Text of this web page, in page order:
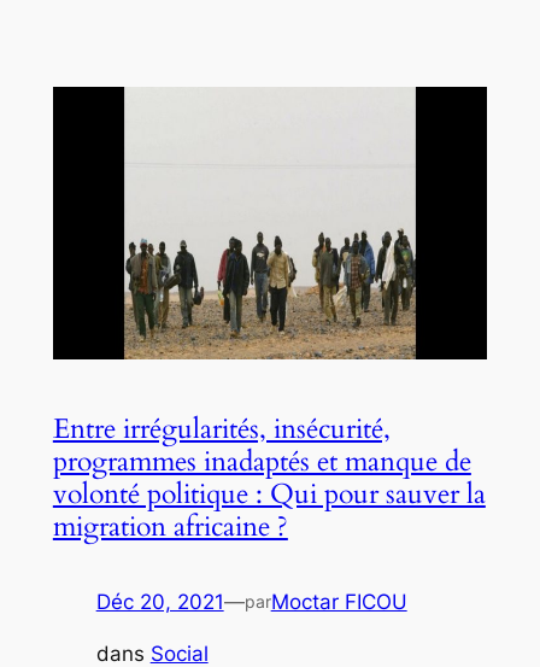
Entre irrégularités, insécurité,
programmes inadaptés et manque de
volonté politique : Qui pour sauver la
migration africaine ?
Déc 20, 2021—parMoctar FICOU
dans Social